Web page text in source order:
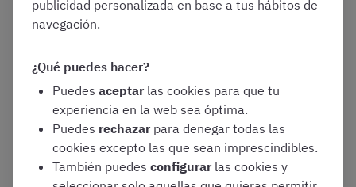
El plazo de presentación de solicitudes será de 15 días
hábiles a contar desde el 7 de febrero de 2025,
inclusive.
solicitud de participacióndeberá formularse a través
publicidad personalizada en base a tus hábitos de
navegación.
¿Qué puedes hacer?
Puedes aceptar las cookies para que tu
experiencia en la web sea óptima.
Puedes rechazar para denegar todas las
cookies excepto las que sean imprescindibles.
También puedes configurar las cookies y